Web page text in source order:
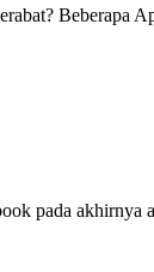
Beberapa
pada